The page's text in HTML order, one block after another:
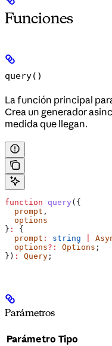
Funciones
query()
La función principal
Crea un generador
medida que llegan.
function query ({
  prompt
,
  options
} :
{
  prompt
: string
  options
?: Options ;
}) : Query ;
Parámetros
Parámetro Tipo